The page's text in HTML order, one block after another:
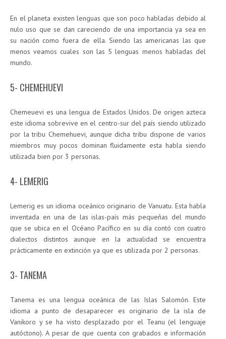
En el planeta existen lenguas que son poco habladas debido al
nulo uso que se dan careciendo de una importancia ya sea en
su nación como fuera de ella. Siendo las americanas las que
menos veamos cuales son las 5 lenguas menos habladas del
mundo.
5- CHEMEHUEVI
Chemeuevi es una lengua de Estados Unidos. De origen azteca
este idioma sobrevive en el centro-sur del país siendo utilizado
por la tribu Chemehuevi, aunque dicha tribu dispone de varios
miembros muy pocos dominan fluidamente esta habla siendo
utilizada bien por 3 personas.
4- LEMERIG
Lemerig es un idioma oceánico originario de Vanuatu. Esta habla
inventada en una de las islas-país más pequeñas del mundo
que se ubica en el Océano Pacífico en su día contó con cuatro
dialectos distintos aunque en la actualidad se encuentra
prácticamente en extinción ya que es utilizada por 2 personas.
3- TANEMA
Tanema es una lengua oceánica de las Islas Salomón. Este
idioma a punto de desaparecer es originario de la isla de
Vanikoro y se ha visto desplazado por el Teanu (el lenguaje
autóctono). A pesar de que cuenta con grabados e información